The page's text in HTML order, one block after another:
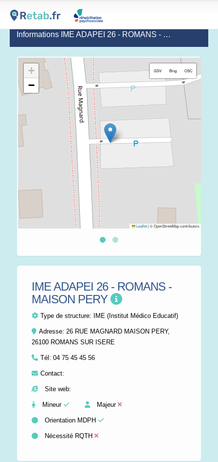
Informations IME ADAPEI 26 - ROMANS - MAISON PERY
+
−
GSV Bing OSC
Leaflet|© OpenStreetMap contributors
IME ADAPEI 26 - ROMANS -
MAISON PERY
Type de structure: IME (Institut Médico Educatif)
Adresse: 26 RUE MAGNARD MAISON PERY,
26100 ROMANS SUR ISERE
Tél: 04 75 45 45 56
Contact:
Site web:
Mineur Majeur
Orientation MDPH
Nécessité RQTH